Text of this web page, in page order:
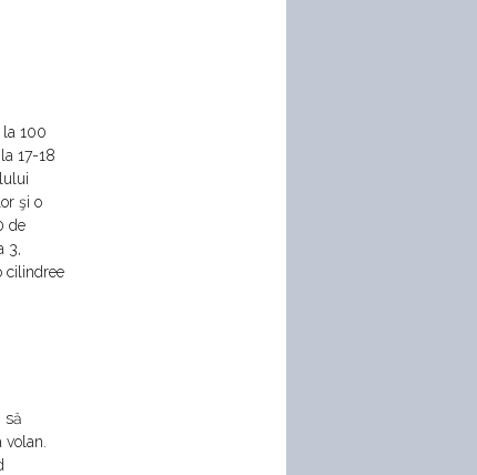
la 100
17-18
şi o
de
3,
cilindree
să